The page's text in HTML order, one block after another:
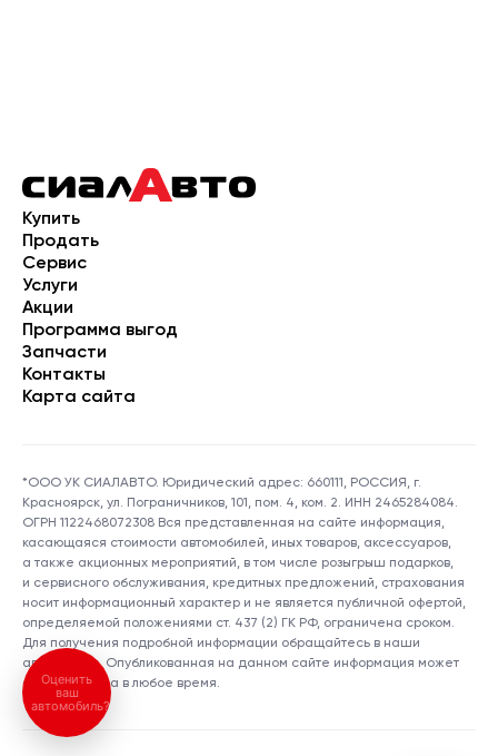
Купить
Продать
Сервис
Услуги
Акции
Программа выгод
Запчасти
Контакты
Карта сайта
*ООО УК СИАЛАВТО. Юридический адрес: 660111, РОССИЯ, г.
Красноярск, ул. Пограничников, 101, пом. 4, ком. 2. ИНН 2465284084.
ОГРН 1122468072308 Вся представленная на сайте информация,
касающаяся стоимости автомобилей, иных товаров, аксессуаров,
а также акционных мероприятий, в том числе розыгрыш подарков,
и сервисного обслуживания, кредитных предложений, страхования
носит информационный характер и не является публичной офертой,
определяемой положениями ст. 437 (2) ГК РФ, ограничена сроком.
Для получения подробной информации обращайтесь в наши
автосалоны. Опубликованная на данном сайте информация может
быть изменена в любое время.
Оценить
ваш
автомобиль?